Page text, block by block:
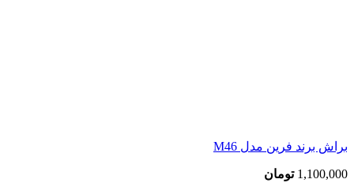
براش برند فرین مدل M46
1,100,000 تومان